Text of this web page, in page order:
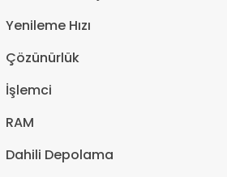
Yenileme Hızı
Çözünürlük
İşlemci
RAM
Dahili Depolama